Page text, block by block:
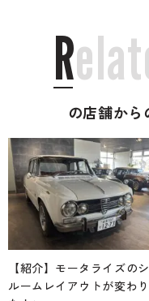
Relat
の店舗か
【紹介】モータライズの
ルームレイアウトが変わ